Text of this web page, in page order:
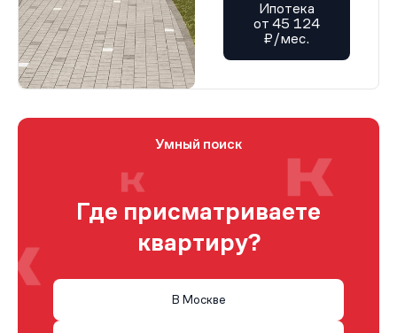
Ипотека
от 45 124
₽/мес.
Умный поиск
Где присматриваете
квартиру?
В Москве